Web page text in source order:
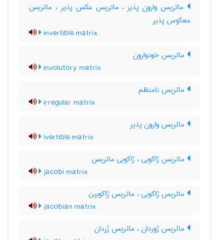
ماتریس وارون پذیر ، ماتریس عکس پذیر ، ماتریس
معکوس پذیر
invertible matrix
ماتریس خودوارون
involutory matrix
ماتریس نامنظم
irregular matrix
ماتریس وارون پذیر
ivertible matrix
ماتریس ژاکوبی ، ژاکوبی ماتریس
jacobi matrix
ماتریس ژاکوبی ، ماتریس ژاکوبین
jacobian matrix
ماتریس ژوردان ، ماتریس ژردان